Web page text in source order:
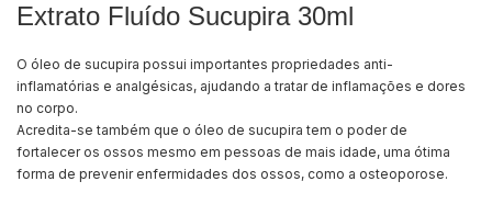
Extrato Fluído Sucupira 30ml
O óleo de sucupira possui importantes propriedades anti-
inflamatórias e analgésicas, ajudando a tratar de inflamações e dores
no corpo.
Acredita-se também que o óleo de sucupira tem o poder de
fortalecer os ossos mesmo em pessoas de mais idade, uma ótima
forma de prevenir enfermidades dos ossos, como a osteoporose.